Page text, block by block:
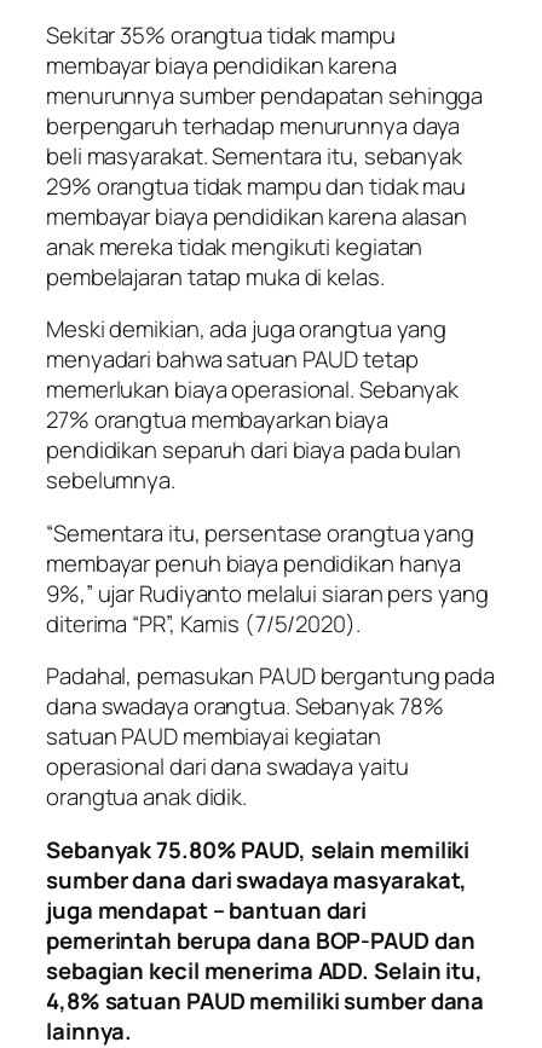
Sekitar 35% orangtua tidak mampu
membayar biaya pendidikan karena
menurunnya sumber pendapatan sehingga
berpengaruh terhadap menurunnya daya
beli masyarakat. Sementara itu, sebanyak
29% orangtua tidak mampu dan tidak mau
membayar biaya pendidikan karena alasan
anak mereka tidak mengikuti kegiatan
pembelajaran tatap muka di kelas.
Meski demikian, ada juga orangtua yang
menyadari bahwa satuan PAUD tetap
memerlukan biaya operasional. Sebanyak
27% orangtua membayarkan biaya
pendidikan separuh dari biaya pada bulan
sebelumnya.
“Sementara itu, persentase orangtua yang
membayar penuh biaya pendidikan hanya
9%,” ujar Rudiyanto melalui siaran pers yang
diterima “PR”, Kamis (7/5/2020).
Padahal, pemasukan PAUD bergantung pada
dana swadaya orangtua. Sebanyak 78%
satuan PAUD membiayai kegiatan
operasional dari dana swadaya yaitu
orangtua anak didik.
Sebanyak 75.80% PAUD, selain memiliki
sumber dana dari swadaya masyarakat,
juga mendapat – bantuan dari
pemerintah berupa dana BOP-PAUD dan
sebagian kecil menerima ADD. Selain itu,
4,8% satuan PAUD memiliki sumber dana
lainnya.